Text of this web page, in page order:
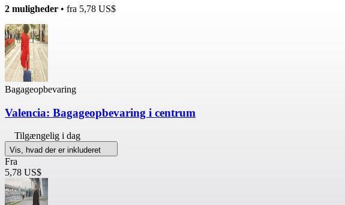
2 muligheder • fra 5,78 US$
Bagageopbevaring
Valencia: Bagageopbevaring i centrum
Tilgængelig i dag
Vis, hvad der er inkluderet
Fra
5,78 US$